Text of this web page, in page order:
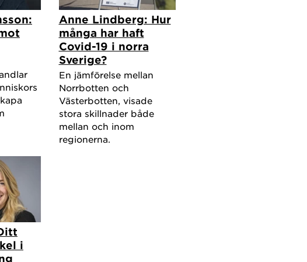
Anne Lindberg: Hur
många har haft
Covid-19 i norra
Sverige?
En jämförelse mellan
Norrbotten och
Västerbotten, visade
stora skillnader både
mellan och inom
regionerna.
i